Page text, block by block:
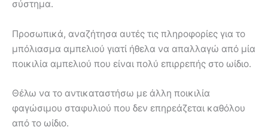
σύστημα.
Προσωπικά, αναζήτησα αυτές τις πληροφορίες για το
μπόλιασμα αμπελιού γιατί ήθελα να απαλλαγώ από μία
ποικιλία αμπελιού που είναι πολύ επιρρεπής στο ωίδιο.
Θέλω να το αντικαταστήσω με άλλη ποικιλία
φαγώσιμου σταφυλιού που δεν επηρεάζεται καθόλου
από το ωίδιο.